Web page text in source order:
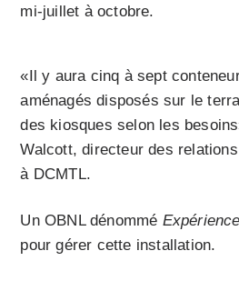
mi-juillet à octobre.
«Il y aura cinq à sept
aménagés disposés sur le
des kiosques selon les
Walcott, directeur des
à DCMTL.
Un OBNL dénommé
pour gérer cette installation.